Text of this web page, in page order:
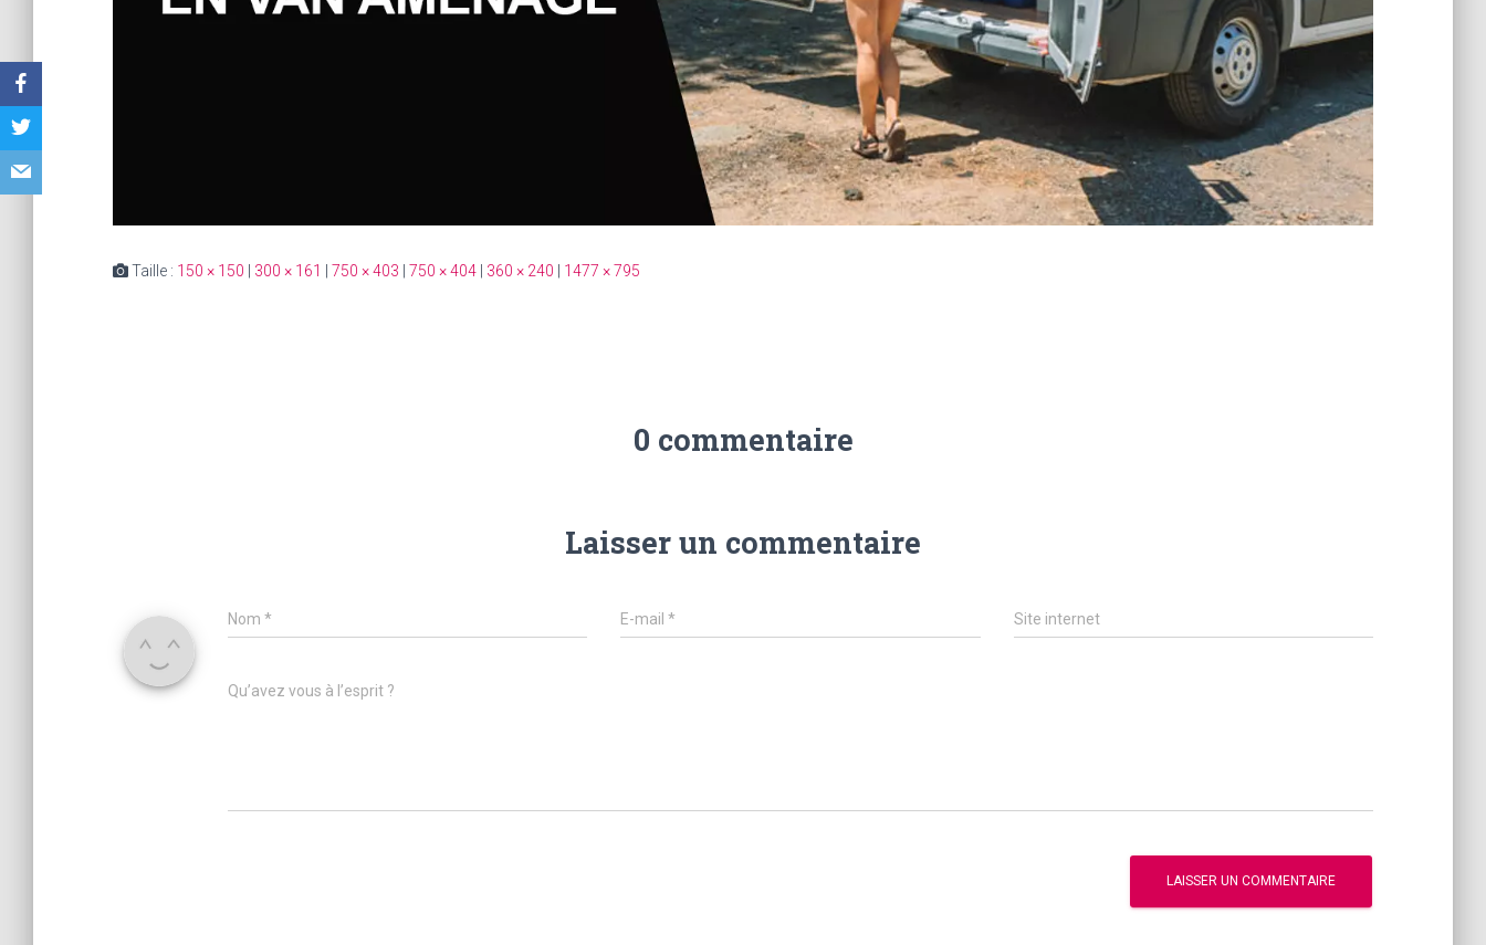
Taille : 150 × 150 | 300 × 161 | 750 × 403 | 750 × 404 | 360 × 240 | 1477 × 795
0 commentaire
Laisser un commentaire
Nom * E-mail* Site internet
Qu’avez vous à l’esprit ?